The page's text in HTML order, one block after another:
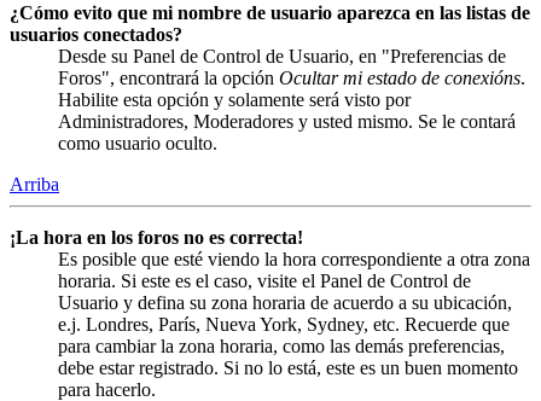
¿Cómo evito que mi nombre de usuario aparezca en las listas de
usuarios conectados?
Desde su Panel de Control de Usuario, en "Preferencias de
Foros", encontrará la opción Ocultar mi estado de conexións.
Habilite esta opción y solamente será visto por
Administradores, Moderadores y usted mismo. Se le contará
como usuario oculto.
Arriba
¡La hora en los foros no es correcta!
Es posible que esté viendo la hora correspondiente a otra zona
horaria. Si este es el caso, visite el Panel de Control de
Usuario y defina su zona horaria de acuerdo a su ubicación,
e.j. Londres, París, Nueva York, Sydney, etc. Recuerde que
para cambiar la zona horaria, como las demás preferencias,
debe estar registrado. Si no lo está, este es un buen momento
para hacerlo.